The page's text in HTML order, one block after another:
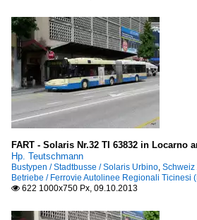
FART - Solaris Nr.32 TI 63832 in Locarno
Hp. Teutschmann
Bustypen / Stadtbusse / Solaris Urbino, Schweiz
Betriebe / Ferrovie Autolinee Regionali Ticinesi
 622 1000x750 Px, 09.10.2013